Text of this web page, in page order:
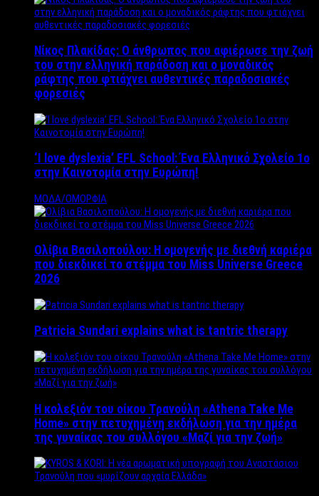
Νίκος Πλακίδας: O άνθρωπος που αφιέρωσε την ζωή
του στην ελληνική παράδοση και ο μοναδικός
ράφτης που φτιάχνει αυθεντικές παραδοσιακές
φορεσιές
‘Ι love dyslexia’ EFL School: Ένα Ελληνικό Σχολείo 1ο
στην Καινοτομία στην Ευρώπη!
ΜΟΔΑ/ΟΜΟΡΦΙΑ
Ολίβια Βασιλοπούλου: Η ομογενής με διεθνή καριέρα
που διεκδικεί το στέμμα του Miss Universe Greece
2026
Patricia Sundari explains what is tantric therapy
Η κολεξιόν του οίκου Τρανούλη «Athena Take Me
Home» στην πετυχημένη εκδήλωση για την ημέρα
της γυναίκας του συλλόγου «Μαζί για την ζωή»